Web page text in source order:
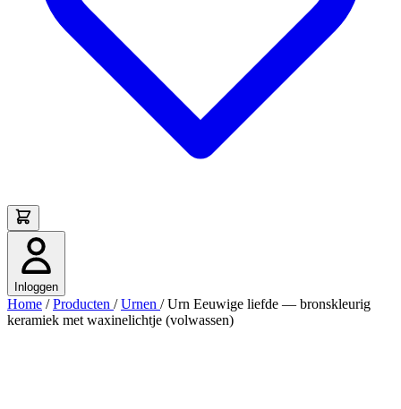
Inloggen
Home / Producten / Urnen / Urn Eeuwige liefde — bronskleurig
keramiek met waxinelichtje (volwassen)